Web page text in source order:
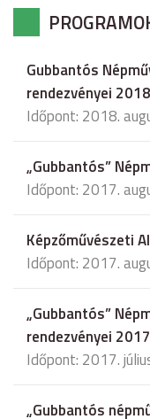
Gubbantós
rendezvényei
Időpont: 2018.
„Gubbantós”
Időpont: 2017.
Képzőművészeti
Időpont: 2017.
„Gubbantós”
rendezvényei
Időpont: 2017.
„Gubbantós